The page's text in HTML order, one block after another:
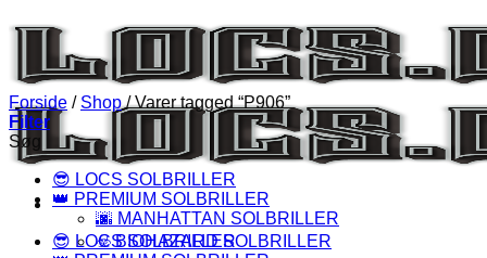
😎 LOCS SOLBRILLER
Forside / Shop /Varer tagged “P906”
Filter
Søg
😎 LOCS SOLBRILLER
👑 PREMIUM SOLBRILLER
🌆 MANHATTAN SOLBRILLER
☣️ BIOHAZARD SOLBRILLER